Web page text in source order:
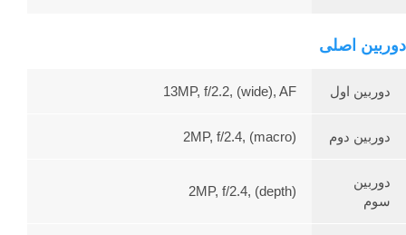
دوربین اصلی
دوربین اول 13MP, f/2.2, (wide), AF
دوربین دوم 2MP, f/2.4, (macro)
دوربین
سوم
2MP, f/2.4, (depth)